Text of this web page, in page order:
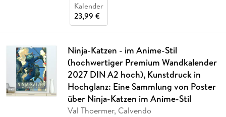
Kalender
23,99 €
Ninja-Katzen - im Anime-Stil
(hochwertiger Premium Wandkalender
2027 DIN A2 hoch), Kunstdruck in
Hochglanz: Eine Sammlung von Poster
über Ninja-Katzen im Anime-Stil
Val Thoermer, Calvendo